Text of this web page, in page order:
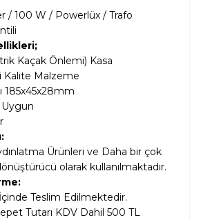
/ 100 W / Powerlüx / Trafo
Kaçak Önlemi) Kasa
Kalite Malzeme
185x45x28mm
Ürünleri ve Daha bir çok
olarak kullanılmaktadır.
Teslim Edilmektedir.
Tutarı KDV Dahil 500 TL